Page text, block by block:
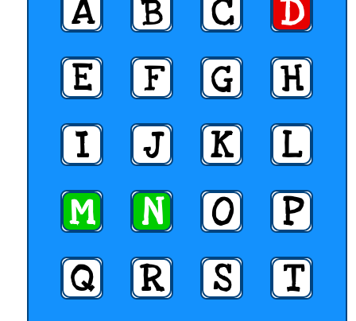
A B C
D
E
F G
H
I
J K
L
M
N O
P
Q
R S
T